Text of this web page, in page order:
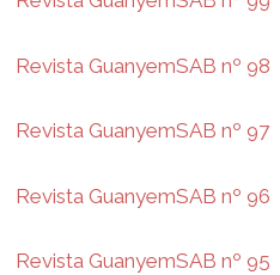
Revista GuanyemSAB nº 98
Revista GuanyemSAB nº 97
Revista GuanyemSAB nº 96
Revista GuanyemSAB nº 95